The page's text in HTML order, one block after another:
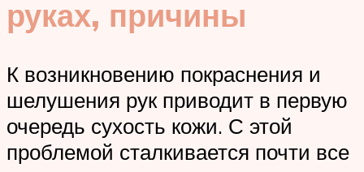
руках, причины
К возникновению покраснения и
шелушения рук приводит в первую
очередь сухость кожи. С этой
проблемой сталкивается почти все